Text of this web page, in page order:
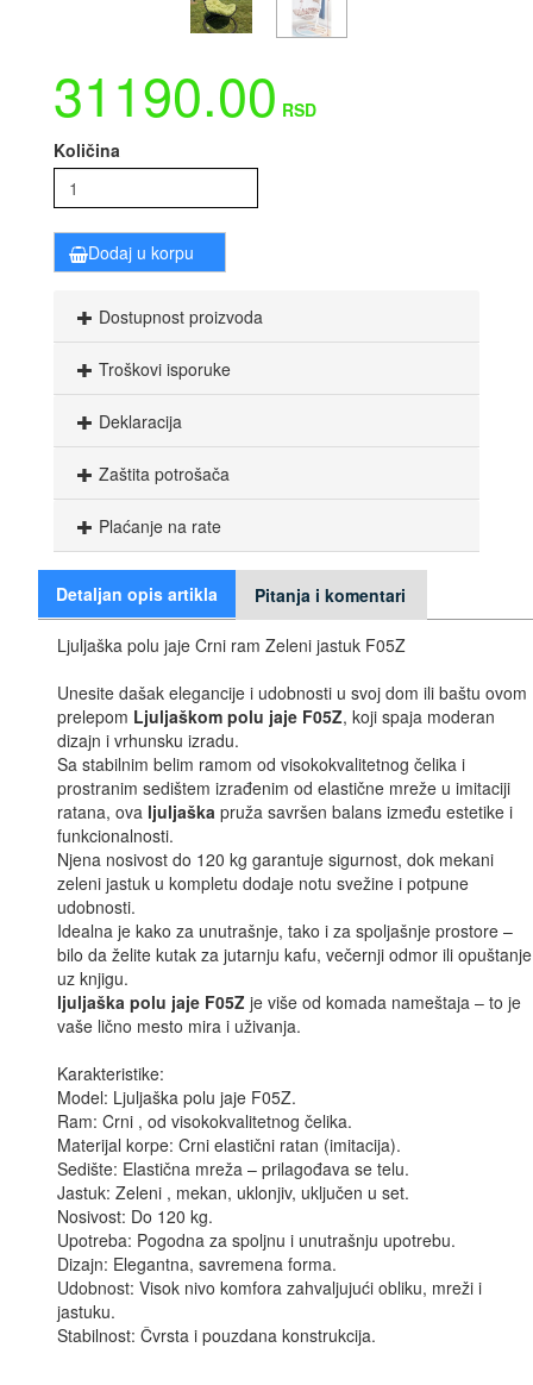
31190.00 RSD
Količina
Dodaj u korpu
Dostupnost proizvoda
Troškovi isporuke
Deklaracija
Zaštita potrošača
Plaćanje na rate
Detaljan opis artikla Pitanja i komentari
Ljuljaška polu jaje Crni ram Zeleni jastuk F05Z
Unesite dašak elegancije i udobnosti u svoj dom ili baštu ovom
prelepom Ljuljaškom polu jaje F05Z, koji spaja moderan
dizajn i vrhunsku izradu.
Sa stabilnim belim ramom od visokokvalitetnog čelika i
prostranim sedištem izrađenim od elastične mreže u imitaciji
ratana, ova ljuljaška pruža savršen balans između estetike i
funkcionalnosti.
Njena nosivost do 120 kg garantuje sigurnost, dok mekani
zeleni jastuk u kompletu dodaje notu svežine i potpune
udobnosti.
Idealna je kako za unutrašnje, tako i za spoljašnje prostore –
bilo da želite kutak za jutarnju kafu, večernji odmor ili opuštanje
uz knjigu.
ljuljaška polu jaje F05Z je više od komada nameštaja – to je
vaše lično mesto mira i uživanja.
Karakteristike:
Model: Ljuljaška polu jaje F05Z.
Ram: Crni , od visokokvalitetnog čelika.
Materijal korpe: Crni elastični ratan (imitacija).
Sedište: Elastična mreža – prilagođava se telu.
Jastuk: Zeleni , mekan, uklonjiv, uključen u set.
Nosivost: Do 120 kg.
Upotreba: Pogodna za spoljnu i unutrašnju upotrebu.
Dizajn: Elegantna, savremena forma.
Udobnost: Visok nivo komfora zahvaljujući obliku, mreži i
jastuku.
Stabilnost: Čvrsta i pouzdana konstrukcija.